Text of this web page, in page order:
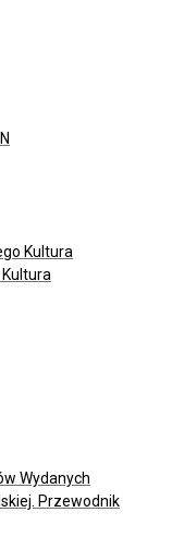
Kultura
Wydanych
Przewodnik